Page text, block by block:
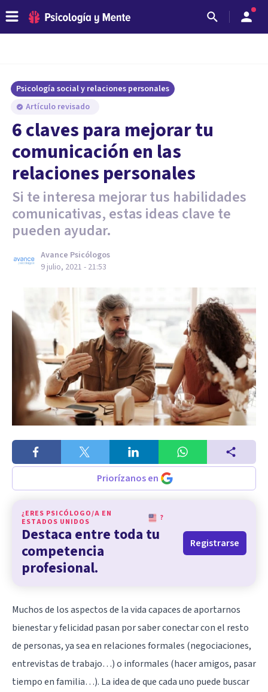
Psicología social y relaciones personales
Artículo revisado
6 claves para mejorar tu
comunicación en las
relaciones personales
Si te interesa mejorar tus habilidades
comunicativas, estas ideas clave te
pueden ayudar.
Avance Psicólogos
9 julio, 2021 - 21:53
Priorízanos en
¿ERES PSICÓLOGO/A EN
ESTADOS UNIDOS
?
Destaca entre toda tu
competencia
profesional.
Registrarse
Muchos de los aspectos de la vida capaces de aportarnos
bienestar y felicidad pasan por saber conectar con el resto
de personas, ya sea en relaciones formales (negociaciones,
entrevistas de trabajo…) o informales (hacer amigos, pasar
tiempo en familia…). La idea de que cada uno puede buscar